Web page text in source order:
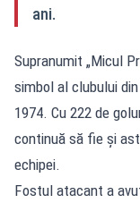
ani.
Supranumit „Micul
simbol al clubului
1974. Cu 222 de
continuă să fie și
echipei.
Fostul atacant a